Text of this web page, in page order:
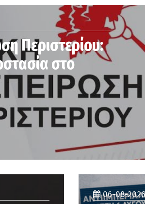
Περιστερίου:
στο
06-08-2026